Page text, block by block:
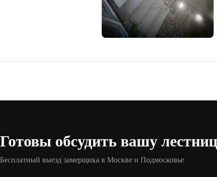
Готовы обсудить вашу
Бесплатный выезд замерщика в Москве и Подмосковье